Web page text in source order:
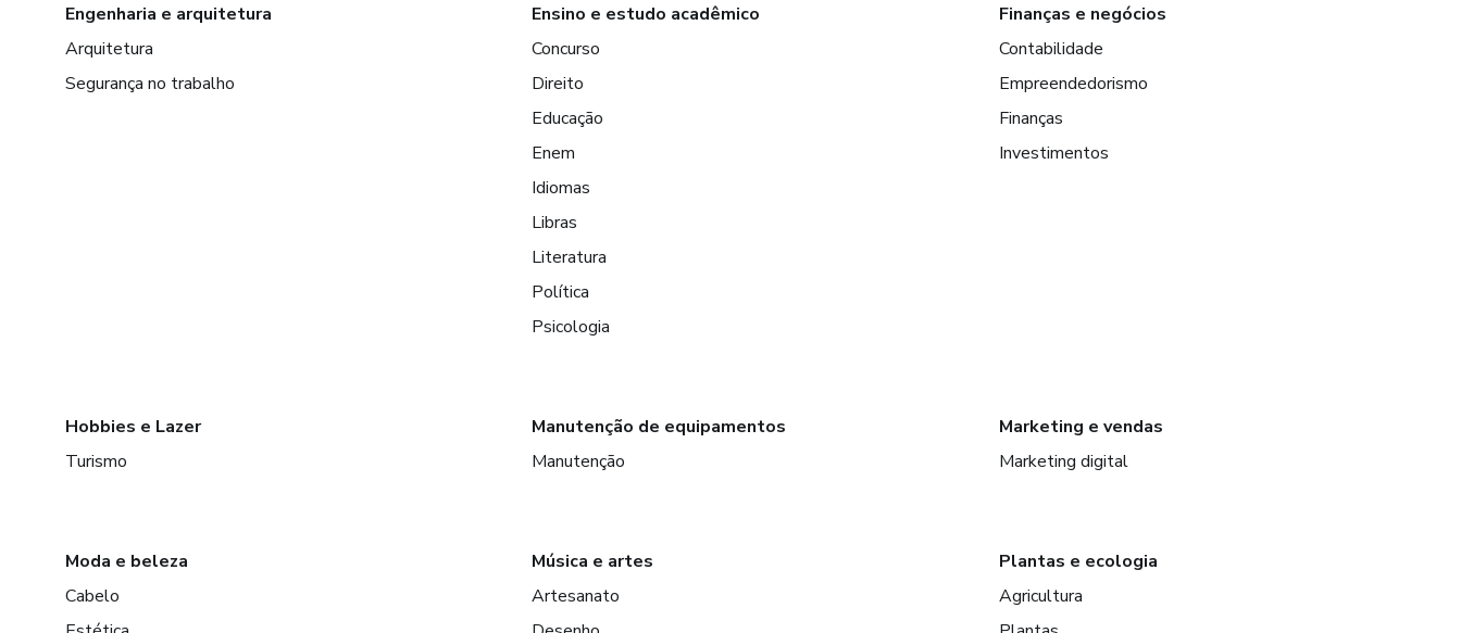
Engenharia e arquitetura
Arquitetura
Segurança no trabalho
Ensino e estudo acadêmico
Concurso
Direito
Educação
Enem
Idiomas
Libras
Literatura
Política
Psicologia
Finanças e negócios
Contabilidade
Empreendedorismo
Finanças
Investimentos
Hobbies e Lazer
Turismo
Manutenção de equipamentos
Manutenção
Marketing e vendas
Marketing digital
Moda e beleza
Cabelo
Música e artes
Artesanato
Plantas e ecologia
Agricultura